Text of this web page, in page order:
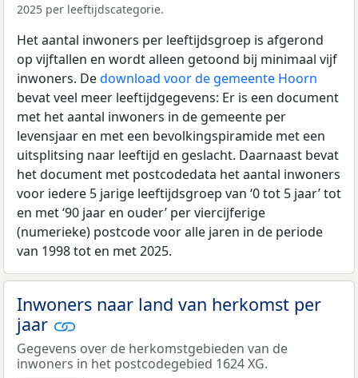
2025 per leeftijdscategorie.
Het aantal inwoners per leeftijdsgroep is afgerond
op vijftallen en wordt alleen getoond bij minimaal vijf
inwoners. Dedownload voor de gemeente Hoorn
bevat veel meer leeftijdgegevens: Er is een document
met het aantal inwoners in de gemeente per
levensjaar en met een bevolkingspiramide met een
uitsplitsing naar leeftijd en geslacht. Daarnaast bevat
het document met postcodedata het aantal inwoners
voor iedere 5 jarige leeftijdsgroep van ‘0 tot 5 jaar’ tot
en met ‘90 jaar en ouder’ per viercijferige
(numerieke) postcode voor alle jaren in de periode
van 1998 tot en met 2025.
Inwoners naar land van herkomst per
jaar
Gegevens over de herkomstgebieden van de
inwoners in het postcodegebied 1624 XG.